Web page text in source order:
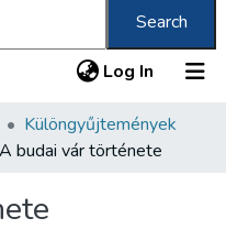
Search
Log In (current)
Különgyűjtemények
A budai vár története